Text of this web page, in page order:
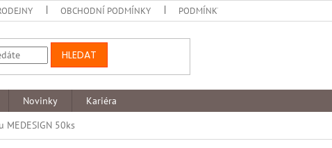
OBCHODNÍ PODMÍNKY PODMÍNKY OCHRANY OSOBNÍCH ÚDAJŮ
HLEDAT
Novinky
Kariéra
50ks